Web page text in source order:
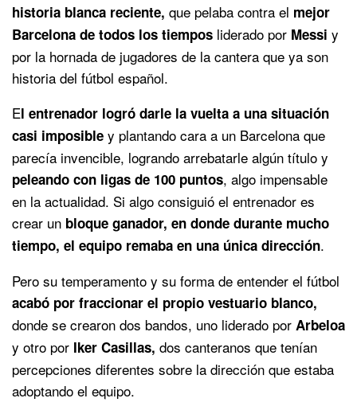
historia blanca reciente, que pelaba contra el mejor
Barcelona de todos los tiempos liderado por Messi y
por la hornada de jugadores de la cantera que ya son
historia del fútbol español.
El entrenador logró darle la vuelta a una situación
casi imposible y plantando cara a un Barcelona que
parecía invencible, logrando arrebatarle algún título y
peleando con ligas de 100 puntos, algo impensable
en la actualidad. Si algo consiguió el entrenador es
crear un bloque ganador, en donde durante mucho
tiempo, el equipo remaba en una única dirección.
Pero su temperamento y su forma de entender el fútbol
acabó por fraccionar el propio vestuario blanco,
donde se crearon dos bandos, uno liderado por Arbeloa
y otro por Iker Casillas, dos canteranos que tenían
percepciones diferentes sobre la dirección que estaba
adoptando el equipo.